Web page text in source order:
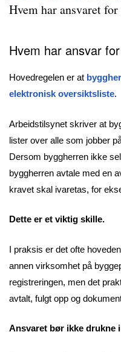
Hvem har ansvaret
Hvem har ansvar
Hovedregelen er at
elektronisk oversiktsliste.
Arbeidstilsynet skriver at
lister over alle som jobber
Dersom byggherren ikke
byggherren avtale med en
kravet skal ivaretas, for
Dette er et viktig skille.
I praksis er det ofte
annen virksomhet på
registreringen, men det
avtalt, fulgt opp og
Ansvaret bør ikke drukne